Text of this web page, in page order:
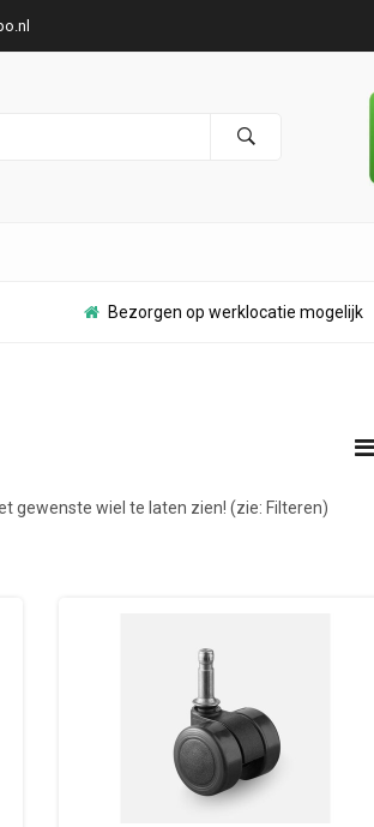
Bezorgen op werklocatie mogelijk
gewenste wiel te laten zien! (zie: Filteren)